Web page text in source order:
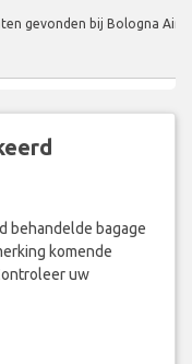
gevonden bij Bologna
behandelde bagage
komende
uw